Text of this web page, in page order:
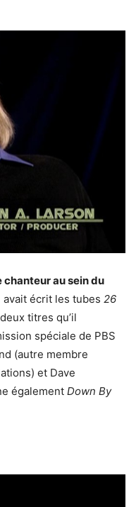
au sein du
avait écrit les tubes 26
titres qu’il
spéciale de PBS
(autre membre
et Dave
également Down By